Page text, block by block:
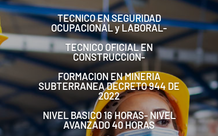
TECNICO EN SEGURIDAD
OCUPACIONAL y LABORAL-
TECNICO OFICIAL EN
CONSTRUCCION-
FORMACION EN MINERIA
SUBTERRANEA DECRETO 944 DE
2022
NIVEL BASICO 16 HORAS- NIVEL
AVANZADO 40 HORAS